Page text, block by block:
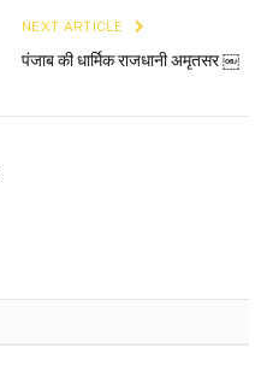
NEXT ARTICLE
पंजाब की धार्मिक राजधानी अमृतसर ￼